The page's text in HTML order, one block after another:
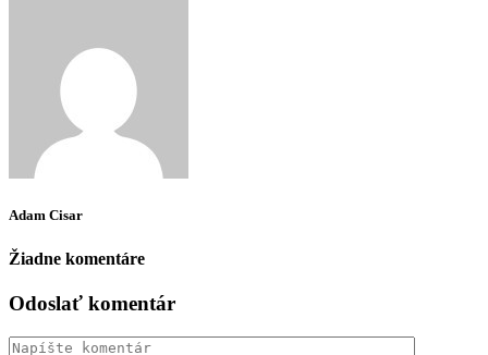
Adam Cisar
Žiadne komentáre
Odoslať komentár